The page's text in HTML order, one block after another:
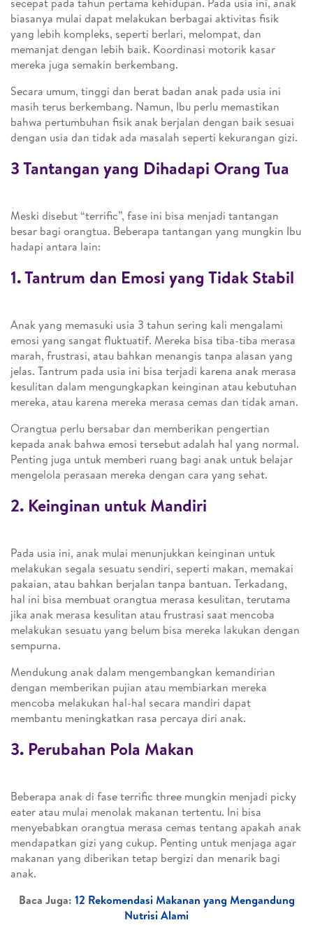
biasanya mulai dapat melakukan berbagai aktivitas fisik
yang lebih kompleks, seperti berlari, melompat, dan
memanjat dengan lebih baik. Koordinasi motorik kasar
mereka juga semakin berkembang.
Secara umum, tinggi dan berat badan anak pada usia ini
masih terus berkembang. Namun, Ibu perlu memastikan
bahwa pertumbuhan fisik anak berjalan dengan baik sesuai
dengan usia dan tidak ada masalah seperti kekurangan gizi.
3 Tantangan yang Dihadapi Orang Tua
Meski disebut “terrific”, fase ini bisa menjadi tantangan
besar bagi orangtua. Beberapa tantangan yang mungkin Ibu
hadapi antara lain:
1. Tantrum dan Emosi yang Tidak Stabil
Anak yang memasuki usia 3 tahun sering kali mengalami
emosi yang sangat fluktuatif. Mereka bisa tiba-tiba merasa
marah, frustrasi, atau bahkan menangis tanpa alasan yang
jelas. Tantrum pada usia ini bisa terjadi karena anak merasa
kesulitan dalam mengungkapkan keinginan atau kebutuhan
mereka, atau karena mereka merasa cemas dan tidak aman.
Orangtua perlu bersabar dan memberikan pengertian
kepada anak bahwa emosi tersebut adalah hal yang normal.
Penting juga untuk memberi ruang bagi anak untuk belajar
mengelola perasaan mereka dengan cara yang sehat.
2. Keinginan untuk Mandiri
Pada usia ini, anak mulai menunjukkan keinginan untuk
melakukan segala sesuatu sendiri, seperti makan, memakai
pakaian, atau bahkan berjalan tanpa bantuan. Terkadang,
hal ini bisa membuat orangtua merasa kesulitan, terutama
jika anak merasa kesulitan atau frustrasi saat mencoba
melakukan sesuatu yang belum bisa mereka lakukan dengan
sempurna.
Mendukung anak dalam mengembangkan kemandirian
dengan memberikan pujian atau membiarkan mereka
mencoba melakukan hal-hal secara mandiri dapat
membantu meningkatkan rasa percaya diri anak.
3. Perubahan Pola Makan
Beberapa anak di fase terrific three mungkin menjadi picky
eater atau mulai menolak makanan tertentu. Ini bisa
menyebabkan orangtua merasa cemas tentang apakah anak
mendapatkan gizi yang cukup. Penting untuk menjaga agar
makanan yang diberikan tetap bergizi dan menarik bagi
anak.
Baca Juga: 12 Rekomendasi Makanan yang Mengandung
Nutrisi Alami